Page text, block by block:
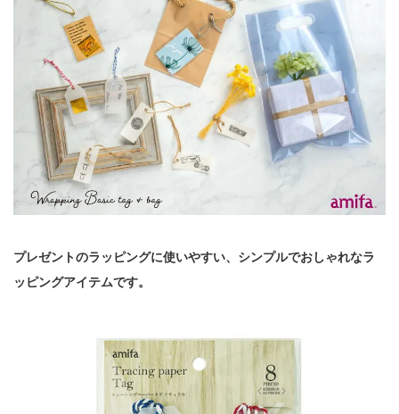
プレゼントのラッピングに使いやすい、シンプルでおしゃれなラ
ッピングアイテムです。